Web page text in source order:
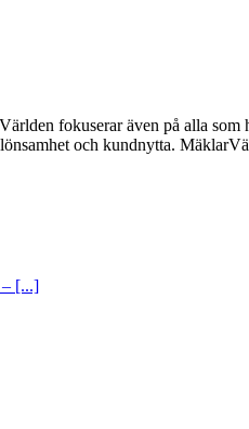
fokuserar även på alla
och kundnytta.
– [...]